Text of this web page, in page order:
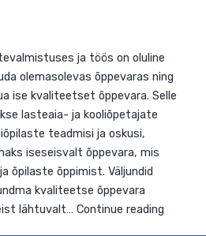
nende rakendamiseks ning
lastele…Continue reading